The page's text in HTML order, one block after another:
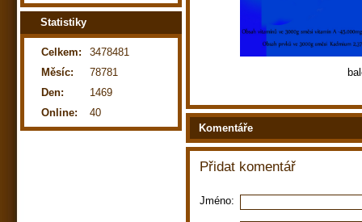
Komentáře
Přidat komentář
Jméno:
Statistiky
Online: 40
Celkem:
3478481
Měsíc:
78781
Den:
1469